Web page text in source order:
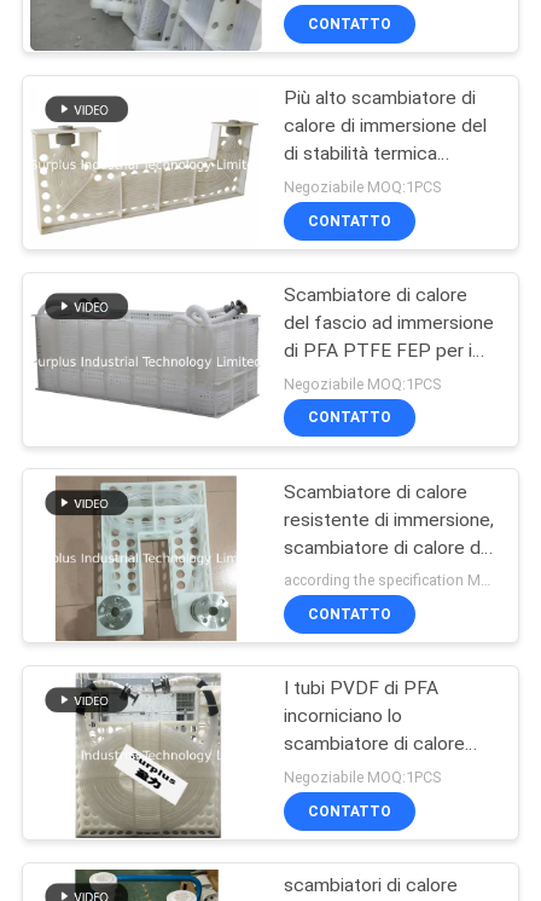
Riscaldatore ad
immersione di
acciaio inossidabile
29
Riscaldatore ad
immersione di
titanio
Caldaie elettriche al
quarzo
per la soluzione chimica
CONTATTO
Più alto scambiatore di
calore di immersione del
di stabilità termica
2.5m/S
Negoziabile MOQ:1PCS
CONTATTO
Scambiatore di calore
del fascio ad immersione
di PFA PTFE FEP per i
prodotti chimici corrosivi
Negoziabile MOQ:1PCS
CONTATTO
Scambiatore di calore
resistente di immersione,
scambiatore di calore di
PFA per acqua salata
according the specification MOQ:1PCS
CONTATTO
I tubi PVDF di PFA
incorniciano lo
scambiatore di calore
arrotolato della
metropolitana per le
soluzioni alcaline
Negoziabile MOQ:1PCS
CONTATTO
scambiatori di calore